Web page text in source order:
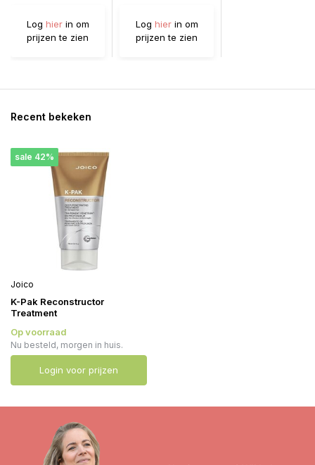
Log hierin om
prijzen te zien
Log hierin om
prijzen te zien
Recent bekeken
sale 42%
Joico
K-Pak Reconstructor
Treatment
Op voorraad
Nu besteld, morgen in huis.
Login voor prijzen